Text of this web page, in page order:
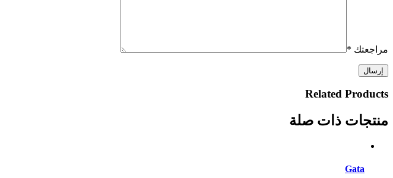
مراجعتك *
Related Products
منتجات ذات صلة
Gata